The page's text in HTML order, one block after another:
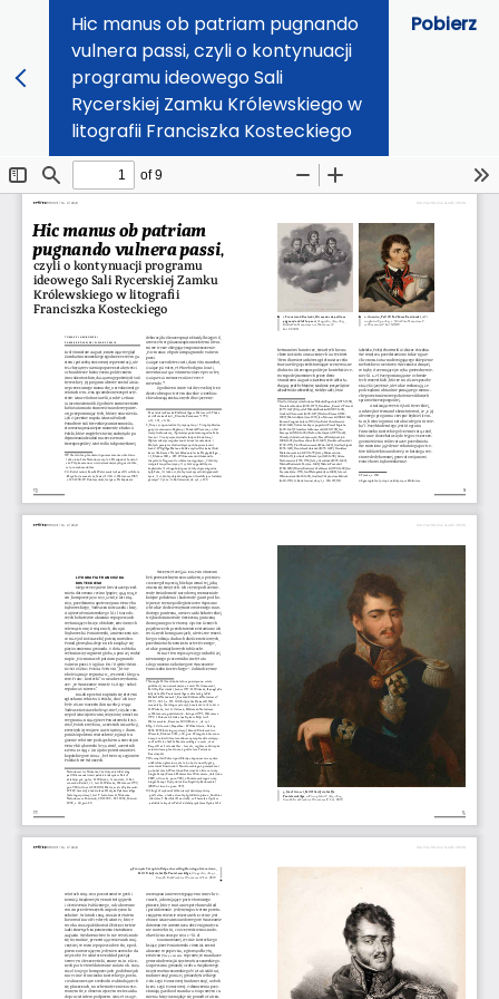
Hic manus ob patriam pugnando
vulnera passi, czyli o kontynuacji
programu ideowego Sali
Rycerskiej Zamku Królewskiego w
litografii Franciszka Kosteckiego
Pobierz